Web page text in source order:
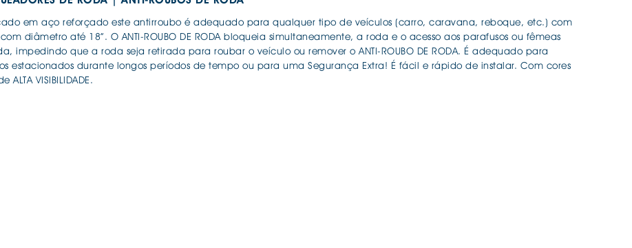
BORRACHA
BORRACHA 3D
BORRACHA
ALCATIFA
BORRACHA
em aço reforçado este antirroubo é adequado para qualquer tipo de veículos (carro, caravana, reboque, etc.) com
diâmetro até 18”. O ANTI-ROUBO DE RODA bloqueia simultaneamente, a roda e o acesso aos parafusos ou fêmeas
impedindo que a roda seja retirada para roubar o veículo ou remover o ANTI-ROUBO DE RODA. É adequado para
estacionados durante longos períodos de tempo ou para uma Segurança Extra! É fácil e rápido de instalar. Com cores
ALTA VISIBILIDADE.